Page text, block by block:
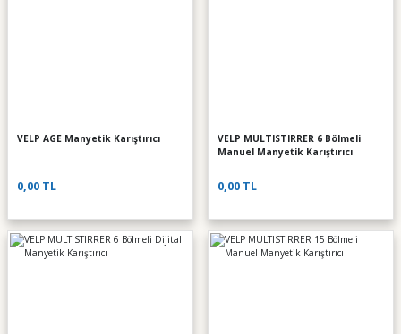
VELP AGE Manyetik Karıştırıcı
0,00 TL
VELP MULTISTIRRER 6 Bölmeli
Manuel Manyetik Karıştırıcı
0,00 TL